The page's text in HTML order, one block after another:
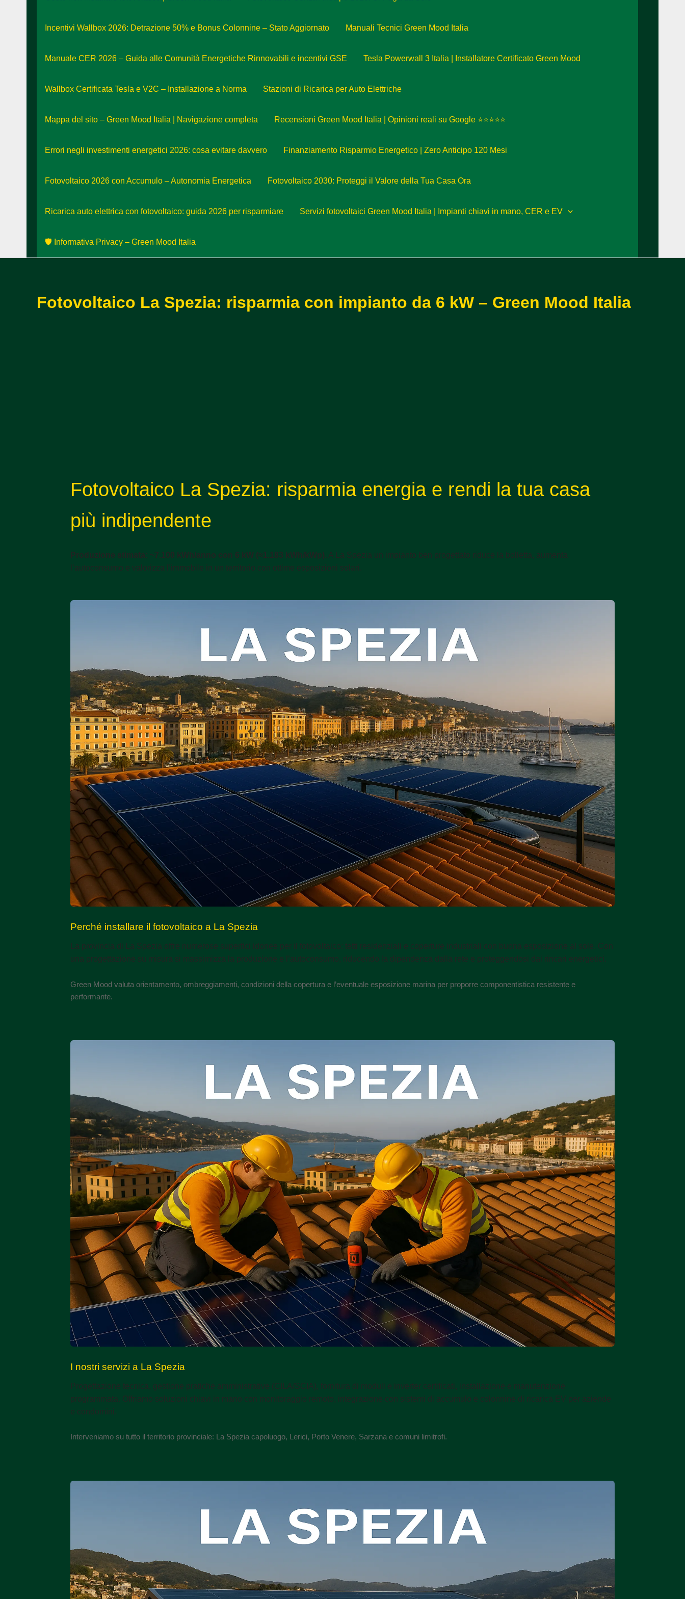
Incentivi Wallbox 2026: Detrazione 50% e Bonus Colonnine – Stato Aggiornato Manuali Tecnici Green Mood Italia
Manuale CER 2026 – Guida alle Comunità Energetiche Rinnovabili e incentivi GSE Tesla Powerwall 3 Italia | Installatore Certificato Green Mood
Wallbox Certificata Tesla e V2C – Installazione a Norma Stazioni di Ricarica per Auto Elettriche
Mappa del sito – Green Mood Italia | Navigazione completa Recensioni Green Mood Italia | Opinioni reali su Google ⭐⭐⭐⭐⭐
Errori negli investimenti energetici 2026: cosa evitare davvero Finanziamento Risparmio Energetico | Zero Anticipo 120 Mesi
Fotovoltaico 2026 con Accumulo – Autonomia Energetica Fotovoltaico 2030: Proteggi il Valore della Tua Casa Ora
Ricarica auto elettrica con fotovoltaico: guida 2026 per risparmiare Servizi fotovoltaici Green Mood Italia | Impianti chiavi in mano, CER e EV
🛡️ Informativa Privacy – Green Mood Italia
Fotovoltaico La Spezia: risparmia con impianto da 6 kW – Green Mood Italia
Fotovoltaico La Spezia: risparmia energia e rendi la tua casa
più indipendente
Produzione stimata: ~7.100 kWh/anno con 6 kW (≈1.183 kWh/kWp). A La Spezia un impianto ben progettato riduce la bolletta, aumenta
l’autoconsumo e valorizza l’immobile in un territorio con ottime esposizioni solari.
Perché installare il fotovoltaico a La Spezia
La provincia di La Spezia offre numerose superfici idonee per il fotovoltaico: tetti residenziali e coperture industriali con buona esposizione al sole. Con
una progettazione su misura si massimizza la produzione e l’autoconsumo, riducendo la dipendenza dalla rete e proteggendosi dai rincari energetici.
Green Mood valuta orientamento, ombreggiamenti, condizioni della copertura e l’eventuale esposizione marina per proporre componentistica resistente e
performante.
I nostri servizi a La Spezia
Progettazione tecnica, gestione pratiche amministrative (CILA/SCIA), fornitura di moduli e inverter certificati, installazione e manutenzione
programmata. Offriamo soluzioni chiavi in mano con monitoraggio remoto, integrazione con sistemi di accumulo e colonnine di ricarica EV per aziende
e condomìni.
Interveniamo su tutto il territorio provinciale: La Spezia capoluogo, Lerici, Porto Venere, Sarzana e comuni limitrofi.